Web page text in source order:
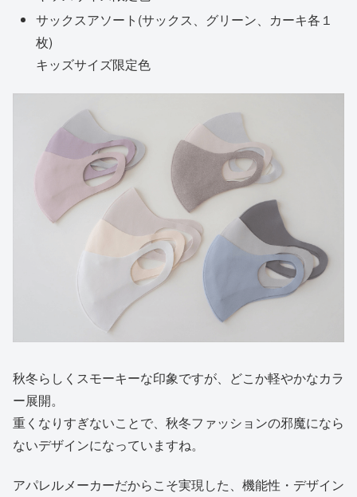
サックスアソート(サックス、グリーン、カーキ各１
枚)
キッズサイズ限定色
秋冬らしくスモーキーな印象ですが、どこか軽やかなカラ
ー展開。
重くなりすぎないことで、秋冬ファッションの邪魔になら
ないデザインになっていますね。
アパレルメーカーだからこそ実現した、機能性・デザイン